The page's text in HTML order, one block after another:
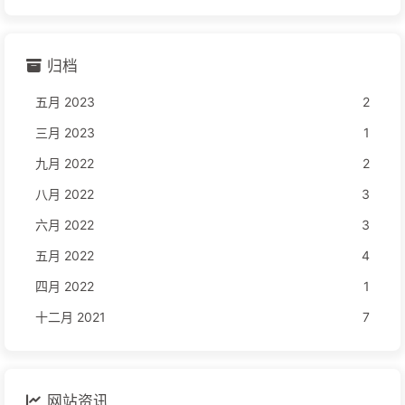
归档
五月 2023
2
三月 2023
1
九月 2022
2
八月 2022
3
六月 2022
3
五月 2022
4
四月 2022
1
十二月 2021
7